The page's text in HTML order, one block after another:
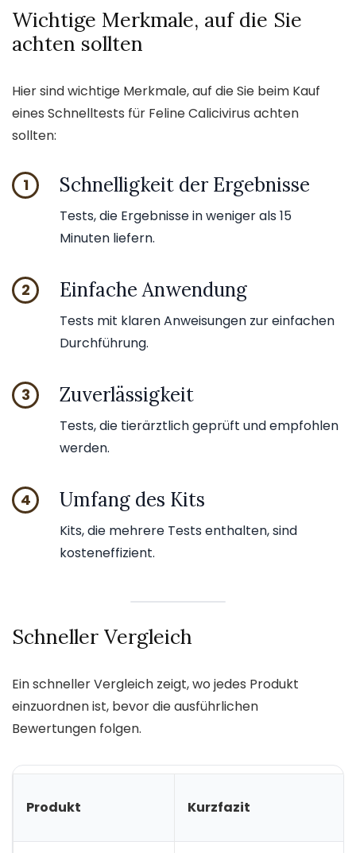
Wichtige Merkmale, auf die Sie
achten sollten
Hier sind wichtige Merkmale, auf die Sie beim Kauf
eines Schnelltests für Feline Calicivirus achten
sollten:
1 Schnelligkeit der Ergebnisse
Tests, die Ergebnisse in weniger als 15
Minuten liefern.
2 Einfache Anwendung
Tests mit klaren Anweisungen zur einfachen
Durchführung.
3 Zuverlässigkeit
Tests, die tierärztlich geprüft und empfohlen
werden.
4 Umfang des Kits
Kits, die mehrere Tests enthalten, sind
kosteneffizient.
Schneller Vergleich
Ein schneller Vergleich zeigt, wo jedes Produkt
einzuordnen ist, bevor die ausführlichen
Bewertungen folgen.
Produkt Kurzfazit